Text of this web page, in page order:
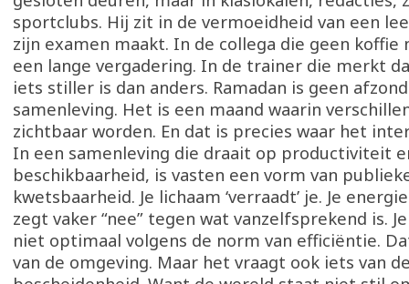
sportclubs. Hij zit in de vermoeidheid van een
zijn examen maakt. In de collega die geen
een lange vergadering. In de trainer die merkt
iets stiller is dan anders. Ramadan is geen
samenleving. Het is een maand waarin
zichtbaar worden. En dat is precies waar het
In een samenleving die draait op productiviteit
beschikbaarheid, is vasten een vorm van
kwetsbaarheid. Je lichaam ‘verraadt’ je. Je
zegt vaker “nee” tegen wat vanzelfsprekend is.
niet optimaal volgens de norm van efficiëntie.
van de omgeving. Maar het vraagt ook iets van